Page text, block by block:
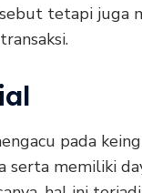
tetapi juga
pada
serta memiliki